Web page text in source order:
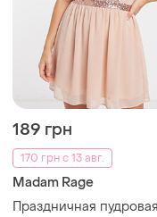
189 грн
170 грн с 13 авг.
Madam Rage
Праздничная пудровая